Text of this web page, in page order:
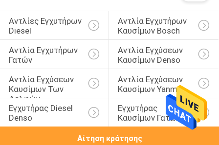
Αντλίες Εγχυτήρων
Diesel
Αντλία Εγχυτήρων
Καυσίμων Bosch
Αντλία Εγχυτήρων
Γατών
Αντλία Εγχύσεων
Καυσίμων Denso
Αντλία Εγχύσεων
Καυσίμων Των
Δελφών
Αντλία Εγχύσεων
Καυσίμων Yanmar
Εγχυτήρας Diesel
Denso
Εγχυτήρας
Καυσίμων Γατών
Αίτηση κράτησης